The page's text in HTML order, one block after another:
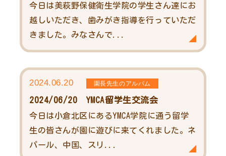
今日は美萩野保健衛生学院の学生さん達にお
越しいただき、歯みがき指導を行っていただ
きました。みなさんで...
2024.06.20 園長先生のアルバム
2024/06/20 YMCA留学生交流会
今日は小倉北区にあるYMCA学院に通う留学
生の皆さんが園に遊びに来てくれました。ネ
パール、中国、スリ...